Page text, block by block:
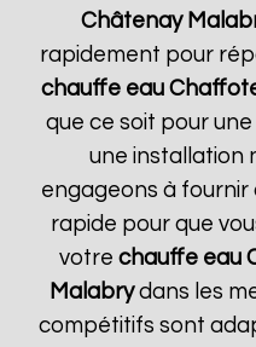
Châtenay
rapidement pour
chauffe eau
que ce soit pour
une installation
engageons à fournir
rapide pour que
votre chauffe eau
Malabrydans les
compétitifs sont